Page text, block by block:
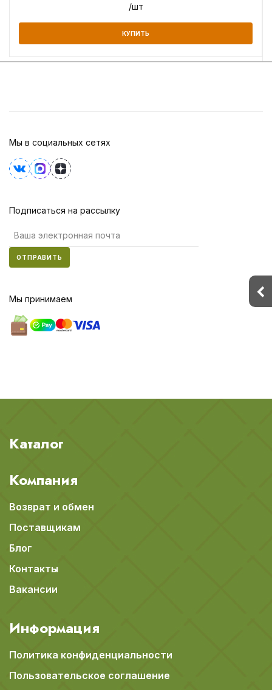
/шт
КУПИТЬ
Мы в социальных сетях
Подписаться на рассылку
ОТПРАВИТЬ
Мы принимаем
Каталог
Компания
Возврат и обмен
Поставщикам
Блог
Контакты
Вакансии
Информация
Политика конфиденциальности
Пользовательское соглашение